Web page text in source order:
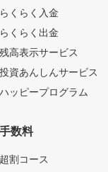
らくらく入金
らくらく出金
残高表示サービス
投資あんしんサービス
ハッピープログラム
手数料
超割コース